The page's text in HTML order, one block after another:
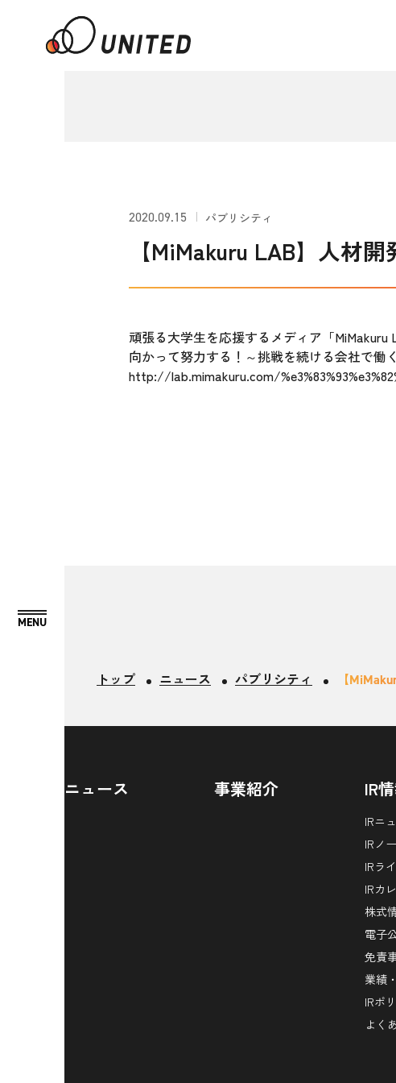
2020.09.15 パブリシティ
【MiMakuru LAB】人材
頑張る大学生を応援するメディア「
向かって努力する！～挑戦を続ける会社で働
http://lab.mimakuru.com/
トップ ニュース パブリシティ 【
ニュース 事業紹介 IR
IRニ
IRノ
IRラ
IRカ
株式
電子
免責
業績
IRポ
よく